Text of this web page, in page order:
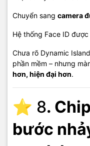
Chuyển sang camera
Hệ thống Face ID được
Chưa rõ Dynamic
phần mềm – nhưng
hơn, hiện đại hơn.
⭐ 8.
bước